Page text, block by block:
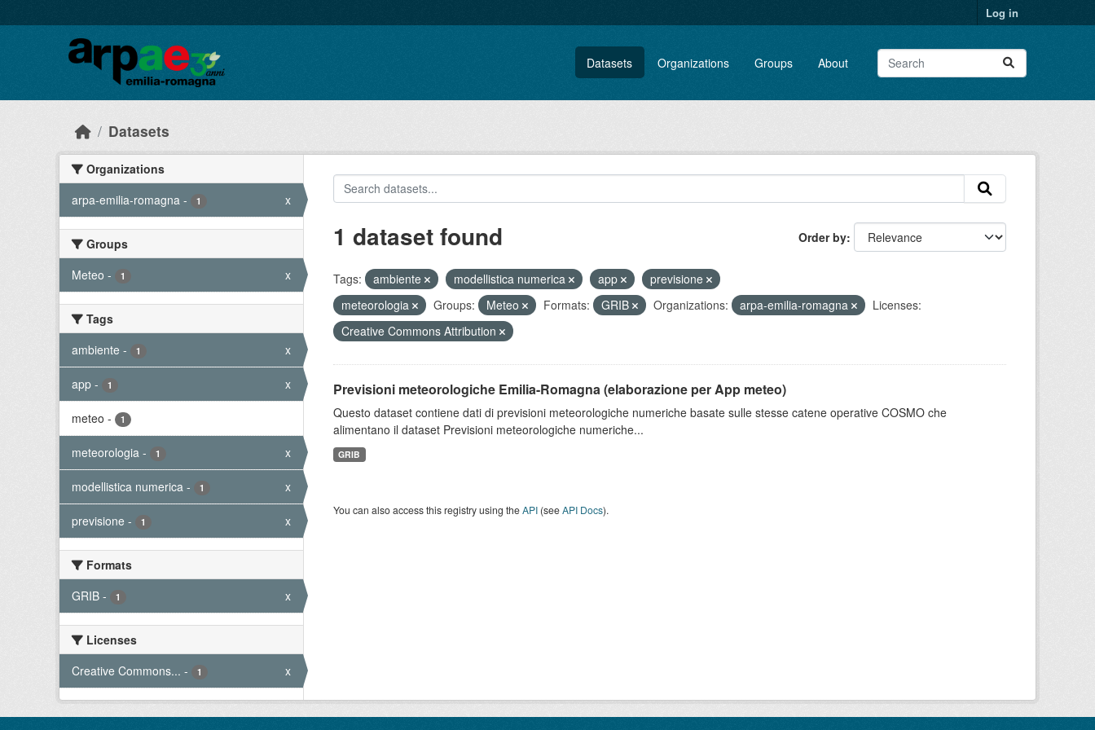
Log in
Datasets Organizations Groups About
Datasets
Organizations
arpa-emilia-romagna - 1 x
Groups
Meteo - 1 x
Tags
ambiente - 1 x
app - 1 x
meteo - 1
meteorologia - 1 x
modellistica numerica - 1 x
previsione - 1 x
Formats
GRIB - 1 x
Licenses
Creative Commons... - 1 x
Order by
1 dataset found
Tags: ambiente modellistica numerica app
previsione
meteorologia
Groups: Meteo Formats: GRIB Organizations: arpa-emilia-romagna
Licenses:
Creative Commons Attribution
Previsioni meteorologiche Emilia-Romagna (elaborazione per App meteo)
Questo dataset contiene dati di previsioni meteorologiche numeriche basate sulle stesse catene operative COSMO che
alimentano il dataset Previsioni meteorologiche numeriche...
GRIB
You can also access this registry using theAPI(seeAPI Docs).